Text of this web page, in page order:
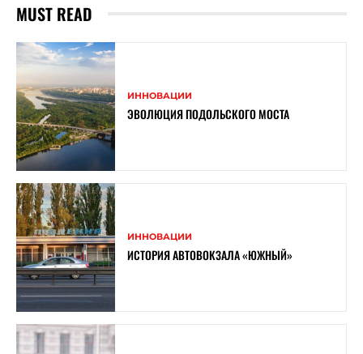
MUST READ
ИННОВАЦИИ
ЭВОЛЮЦИЯ ПОДОЛЬСКОГО МОСТА
ИННОВАЦИИ
ИСТОРИЯ АВТОВОКЗАЛА «ЮЖНЫЙ»